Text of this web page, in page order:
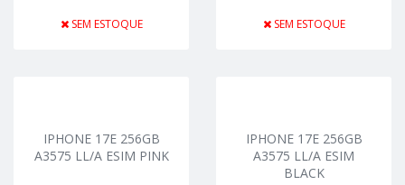
SEM ESTOQUE SEM ESTOQUE
IPHONE 17E 256GB
A3575 LL/A ESIM PINK
IPHONE 17E 256GB
A3575 LL/A ESIM
BLACK